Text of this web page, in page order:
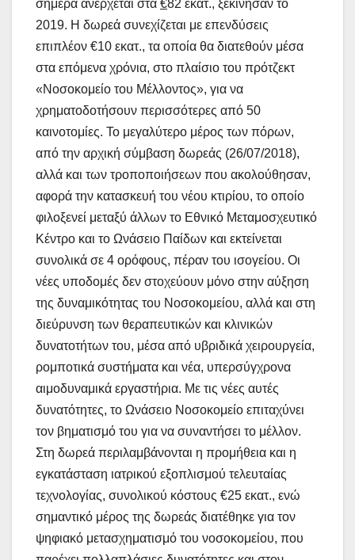
σήμερα ανέρχεται στα €82 εκατ., ξεκίνησαν το
2019. Η δωρεά συνεχίζεται με επενδύσεις
επιπλέον €10 εκατ., τα οποία θα διατεθούν μέσα
στα επόμενα χρόνια, στο πλαίσιο του πρότζεκτ
«Νοσοκομείο του Μέλλοντος», για να
χρηματοδοτήσουν περισσότερες από 50
καινοτομίες. Το μεγαλύτερο μέρος των πόρων,
από την αρχική σύμβαση δωρεάς (26/07/2018),
αλλά και των τροποποιήσεων που ακολούθησαν,
αφορά την κατασκευή του νέου κτιρίου, το οποίο
φιλοξενεί μεταξύ άλλων το Εθνικό Μεταμοσχευτικό
Κέντρο και το Ωνάσειο Παίδων και εκτείνεται
συνολικά σε 4 ορόφους, πέραν του ισογείου. Οι
νέες υποδομές δεν στοχεύουν μόνο στην αύξηση
της δυναμικότητας του Νοσοκομείου, αλλά και στη
διεύρυνση των θεραπευτικών και κλινικών
δυνατοτήτων του, μέσα από υβριδικά χειρουργεία,
ρομποτικά συστήματα και νέα, υπερσύγχρονα
αιμοδυναμικά εργαστήρια. Με τις νέες αυτές
δυνατότητες, το Ωνάσειο Νοσοκομείο επιταχύνει
τον βηματισμό του για να συναντήσει το μέλλον.
Στη δωρεά περιλαμβάνονται η προμήθεια και η
εγκατάσταση ιατρικού εξοπλισμού τελευταίας
τεχνολογίας, συνολικού κόστους €25 εκατ., ενώ
σημαντικό μέρος της δωρεάς διατέθηκε για τον
ψηφιακό μετασχηματισμό του νοσοκομείου, που